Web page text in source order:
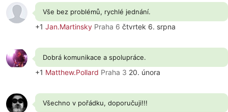
Vše bez problémů, rychlé jednání.
+1 Jan.Martinsky Praha 6 čtvrtek 6. srpna
Dobrá komunikace a spolupráce.
+1 Matthew.Pollard Praha 3 20. února
Všechno v pořádku, doporučuji!!!